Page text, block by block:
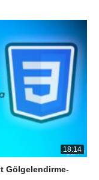
18:14
Gölgelendirme-